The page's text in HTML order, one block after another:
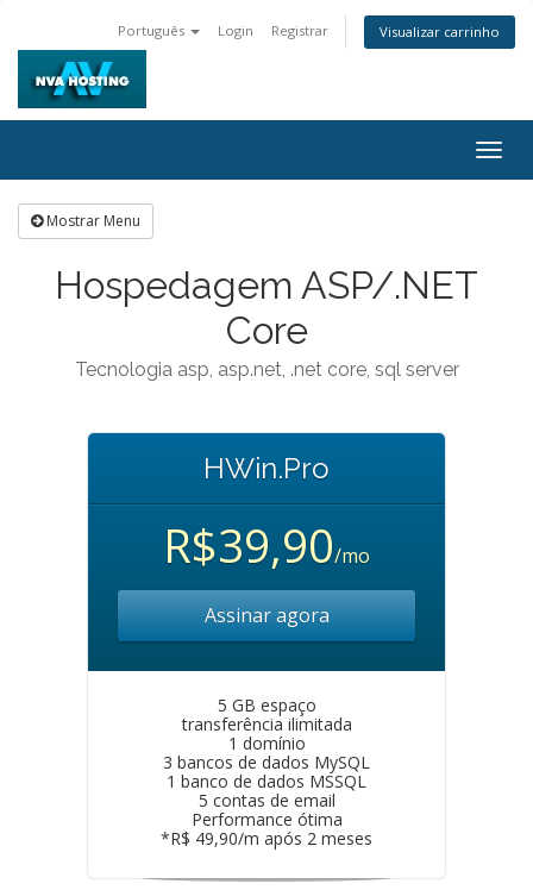
Português Login Registrar Visualizar carrinho
Mostrar Menu
Hospedagem ASP/.NET
Core
Tecnologia asp, asp.net, .net core, sql server
HWin.Pro
R$39,90/mo
Assinar agora
5 GB espaço
transferência ilimitada
1 domínio
3 bancos de dados MySQL
1 banco de dados MSSQL
5 contas de email
Performance ótima
*R$ 49,90/m após 2 meses